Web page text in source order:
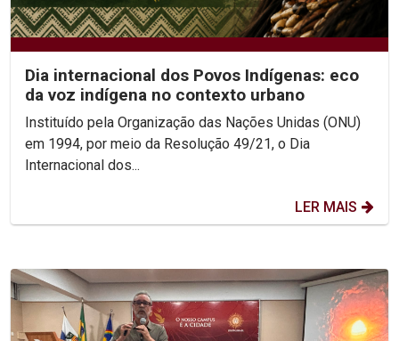
Dia internacional dos Povos Indígenas: eco
da voz indígena no contexto urbano
Instituído pela Organização das Nações Unidas (ONU)
em 1994, por meio da Resolução 49/21, o Dia
Internacional dos...
LER MAIS